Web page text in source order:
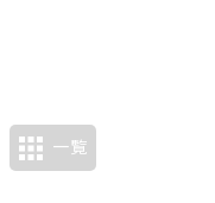
一覧